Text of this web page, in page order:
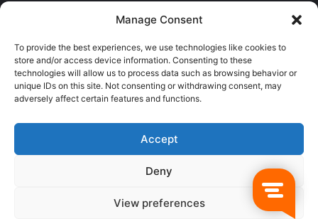
Manage Consent
To provide the best experiences, we use technologies like cookies to
store and/or access device information. Consenting to these
technologies will allow us to process data such as browsing behavior or
unique IDs on this site. Not consenting or withdrawing consent, may
adversely affect certain features and functions.
Accept
Deny
View preferences
© Copyright 2026, Todos los derechos reservados @Crucerum |
Facebook
TwitterYouTubeInstagram